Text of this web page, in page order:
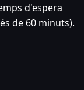
d'espera
de 60 minuts).